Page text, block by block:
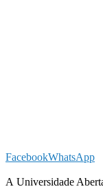
FacebookWhatsApp
A Universidade